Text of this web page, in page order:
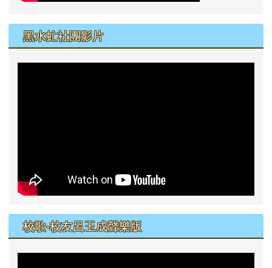
黑水虻社團影片
校歌-校友呂玉成聲樂版